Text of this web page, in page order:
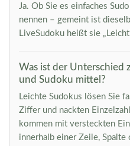
Ja. Ob Sie es einfaches
nennen – gemeint ist
LiveSudoku heißt sie
Was ist der Unterschied
und Sudoku mittel?
Leichte Sudokus lösen Sie
Ziffer und nackten
kommen mit versteckten
innerhalb einer Zeile,